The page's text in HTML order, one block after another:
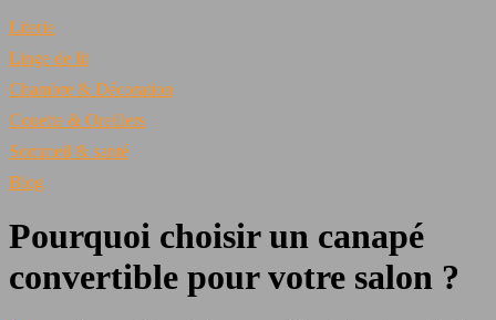
Literie
Linge de lit
Chambre & Décoration
Couette & Oreillers
Sommeil & santé
Blog
Pourquoi choisir un canapé
convertible pour votre salon ?